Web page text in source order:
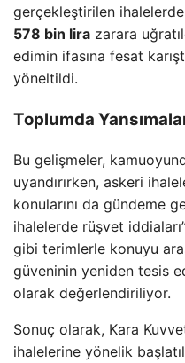
gerçekleştirilen
578 bin lira zarara
edimin ifasına fesat
yöneltildi.
Toplumda
Bu gelişmeler,
uyandırırken, askeri
konularını da gündeme
ihalelerde rüşvet
gibi terimlerle konuyu
güveninin yeniden tesis
olarak değerlendiriliyor.
Sonuç olarak, Kara
ihalelerine yönelik